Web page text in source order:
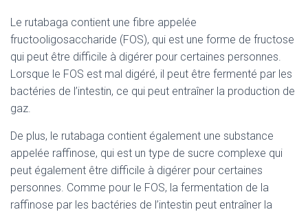
Le rutabaga contient une fibre appelée
fructooligosaccharide (FOS), qui est une forme de fructose
qui peut être difficile à digérer pour certaines personnes.
Lorsque le FOS est mal digéré, il peut être fermenté par les
bactéries de l’intestin, ce qui peut entraîner la production de
gaz.
De plus, le rutabaga contient également une substance
appelée raffinose, qui est un type de sucre complexe qui
peut également être difficile à digérer pour certaines
personnes. Comme pour le FOS, la fermentation de la
raffinose par les bactéries de l’intestin peut entraîner la